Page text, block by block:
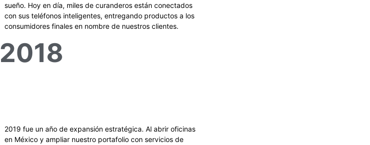
sueño. Hoy en día, miles de curanderos están conectados
con sus teléfonos inteligentes, entregando productos a los
consumidores finales en nombre de nuestros clientes.
2018
2019 fue un año de expansión estratégica. Al abrir oficinas
en México y ampliar nuestro portafolio con servicios de